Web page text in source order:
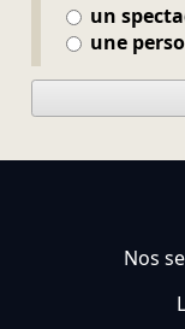
un
une
Nos